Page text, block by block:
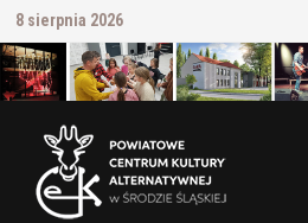
Przejdź
do
treści
8 sierpnia 2026